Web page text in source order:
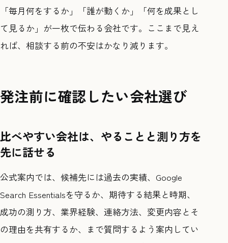
「毎月何をするか」「誰が動くか」「何を成果とし
て見るか」が一枚で伝わる会社です。ここまで見え
れば、相談する前の不安はかなり減ります。
発注前に確認したい会社選び
比べやすい会社は、やることと測り方を
先に話せる
公式案内では、候補先には過去の実績、Google
Search Essentialsを守るか、期待する結果と時期、
成功の測り方、業界経験、連絡方法、変更内容とそ
の理由を共有するか、まで質問するよう案内してい